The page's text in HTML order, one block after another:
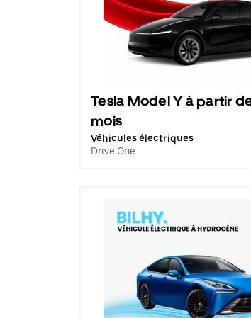
Tesla Model Y à partir
mois
Véhicules électriques
Drive One